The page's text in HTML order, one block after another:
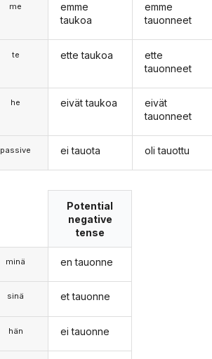
me
te
he
passive
emme
taukoa
ette taukoa
eivät taukoa
ei tauota
emme
tauonneet
ette
tauonneet
eivät
tauonneet
oli tauottu
minä
sinä
hän
Potential
negative
tense
en tauonne
et tauonne
ei tauonne